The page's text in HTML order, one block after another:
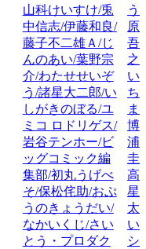
山科けいすけ/兎
中信志/伊藤和良/
藤子不二雄Ａ/じ
んのあい/葉野宗
介/わたせせいぞ
う/諸星大二郎/い
しがきのぼる/ユ
ミコ ロドリゲス/
岩谷テンホー/ビ
ッグコミック編
集部/初丸うげべ
そ/保松侘助/おぷ
うのきょうだい/
なかいくじ/さい
とう・プロダク
う
原
吾/
之
い
ち
ま
博/
浦
圭/
高
星/
太
い
シ